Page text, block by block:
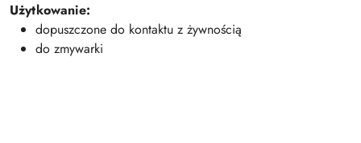
Użytkowanie:
dopuszczone do kontaktu z żywnością
do zmywarki